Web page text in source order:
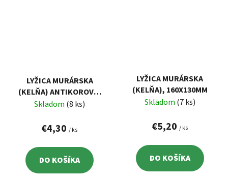
LYŽICA MURÁRSKA
(KELŇA) ANTIKOROVÁ,
180MM
Skladom (8 ks)
€4,30 / ks
DO KOŠÍKA
LYŽICA MURÁRSKA
(KELŇA), 160X130MM
Skladom (7 ks)
€5,20 / ks
DO KOŠÍKA